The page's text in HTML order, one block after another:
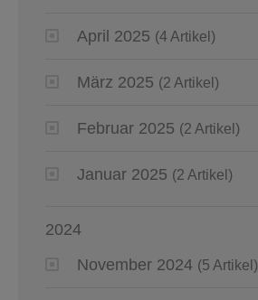
April 2025 (4 Artikel)
März 2025 (2 Artikel)
Februar 2025 (2 Artikel)
Januar 2025 (2 Artikel)
2024
November 2024 (5 Artikel)